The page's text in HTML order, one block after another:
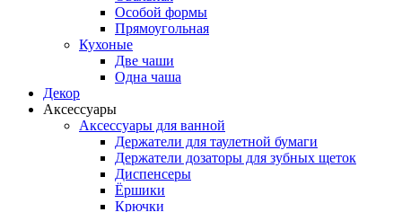
Особой формы
Прямоугольная
Кухоные
Две чаши
Одна чаша
Декор
Аксессуары
Аксессуары для ванной
Держатели для таулетной бумаги
Держатели дозаторы для зубных щеток
Диспенсеры
Ёршики
Крючки